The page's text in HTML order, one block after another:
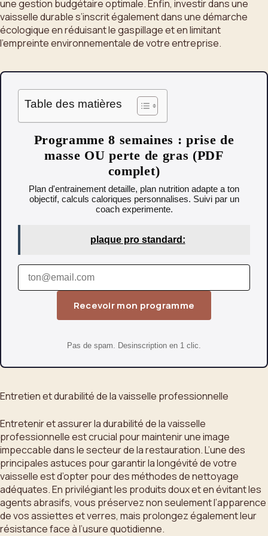
une gestion budgétaire optimale. Enfin, investir dans une
vaisselle durable s’inscrit également dans une démarche
écologique en réduisant le gaspillage et en limitant
l’empreinte environnementale de votre entreprise.
Table des matières
Programme 8 semaines : prise de
masse OU perte de gras (PDF
complet)
Plan d'entrainement detaille, plan nutrition adapte a ton
objectif, calculs caloriques personnalises. Suivi par un
coach experimente.
plaque pro standard:
Recevoir mon programme
Pas de spam. Desinscription en 1 clic.
Entretien et durabilité de la vaisselle professionnelle
Entretenir et assurer la durabilité de la vaisselle
professionnelle est crucial pour maintenir une image
impeccable dans le secteur de la restauration. L’une des
principales astuces pour garantir la longévité de votre
vaisselle est d’opter pour des méthodes de nettoyage
adéquates. En privilégiant les produits doux et en évitant les
agents abrasifs, vous préservez non seulement l’apparence
de vos assiettes et verres, mais prolongez également leur
résistance face à l’usure quotidienne.